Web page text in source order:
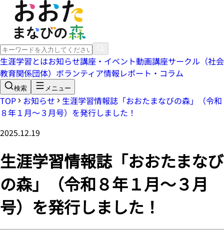
生涯学習とはお知らせ講座・イベント動画講座サークル（社会
教育関係団体） ボランティア情報レポート・コラム
検索 メニュー
TOP お知らせ
生涯学習情報誌「おおたまなびの森」（令和
８年１月～３月号）を発行しました！
2025.12.19
生涯学習情報誌「おおたまなび
の森」（令和８年１月～３月
号）を発行しました！